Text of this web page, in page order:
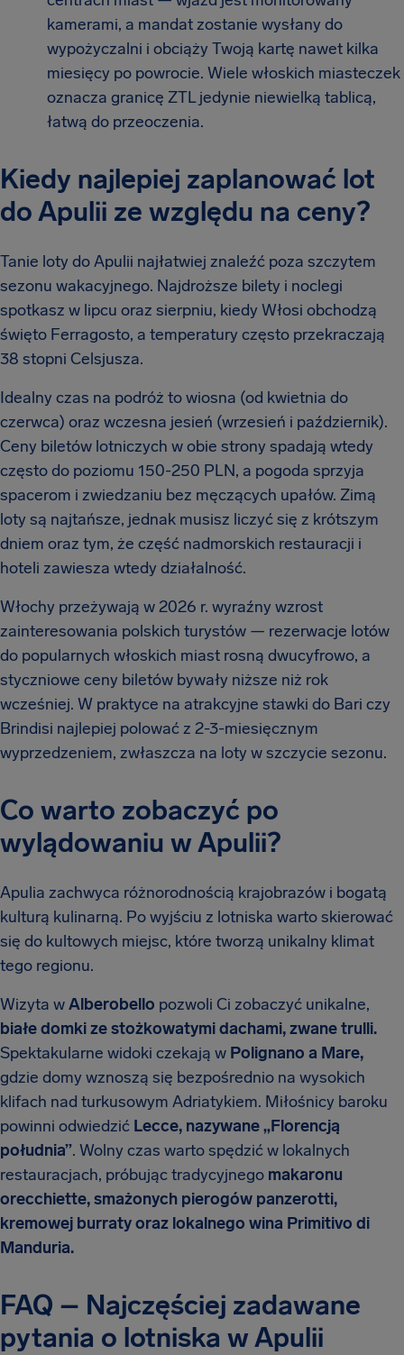
kamerami, a mandat zostanie wysłany do
wypożyczalni i obciąży Twoją kartę nawet kilka
miesięcy po powrocie. Wiele włoskich miasteczek
oznacza granicę ZTL jedynie niewielką tablicą,
łatwą do przeoczenia.
Kiedy najlepiej zaplanować lot
do Apulii ze względu na ceny?
Tanie loty do Apulii najłatwiej znaleźć poza szczytem
sezonu wakacyjnego. Najdroższe bilety i noclegi
spotkasz w lipcu oraz sierpniu, kiedy Włosi obchodzą
święto Ferragosto, a temperatury często przekraczają
38 stopni Celsjusza.
Idealny czas na podróż to wiosna (od kwietnia do
czerwca) oraz wczesna jesień (wrzesień i październik).
Ceny biletów lotniczych w obie strony spadają wtedy
często do poziomu 150-250 PLN, a pogoda sprzyja
spacerom i zwiedzaniu bez męczących upałów. Zimą
loty są najtańsze, jednak musisz liczyć się z krótszym
dniem oraz tym, że część nadmorskich restauracji i
hoteli zawiesza wtedy działalność.
Włochy przeżywają w 2026 r. wyraźny wzrost
zainteresowania polskich turystów — rezerwacje lotów
do popularnych włoskich miast rosną dwucyfrowo, a
styczniowe ceny biletów bywały niższe niż rok
wcześniej. W praktyce na atrakcyjne stawki do Bari czy
Brindisi najlepiej polować z 2-3-miesięcznym
wyprzedzeniem, zwłaszcza na loty w szczycie sezonu.
Co warto zobaczyć po
wylądowaniu w Apulii?
Apulia zachwyca różnorodnością krajobrazów i bogatą
kulturą kulinarną. Po wyjściu z lotniska warto skierować
się do kultowych miejsc, które tworzą unikalny klimat
tego regionu.
Wizyta wAlberobello pozwoli Ci zobaczyć unikalne,
białe domki ze stożkowatymi dachami, zwane trulli.
Spektakularne widoki czekają w Polignano a Mare,
gdzie domy wznoszą się bezpośrednio na wysokich
klifach nad turkusowym Adriatykiem. Miłośnicy baroku
powinni odwiedzić Lecce, nazywane „Florencją
południa”. Wolny czas warto spędzić w lokalnych
restauracjach, próbując tradycyjnego makaronu
orecchiette, smażonych pierogów panzerotti,
kremowej burraty oraz lokalnego wina Primitivo di
Manduria.
FAQ – Najczęściej zadawane
pytania o lotniska w Apulii